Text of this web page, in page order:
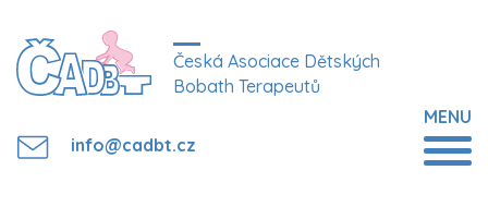
Česká Asociace Dětských
Bobath Terapeutů
info@cadbt.cz
MENU